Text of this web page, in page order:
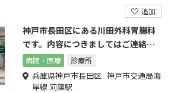
追加
神戸市長田区にある川田外科胃腸科
です。内容につきましてはご連絡下
さい
病院・医療 診療所
兵庫県神戸市長田区 神戸市交通局海
岸線 苅藻駅